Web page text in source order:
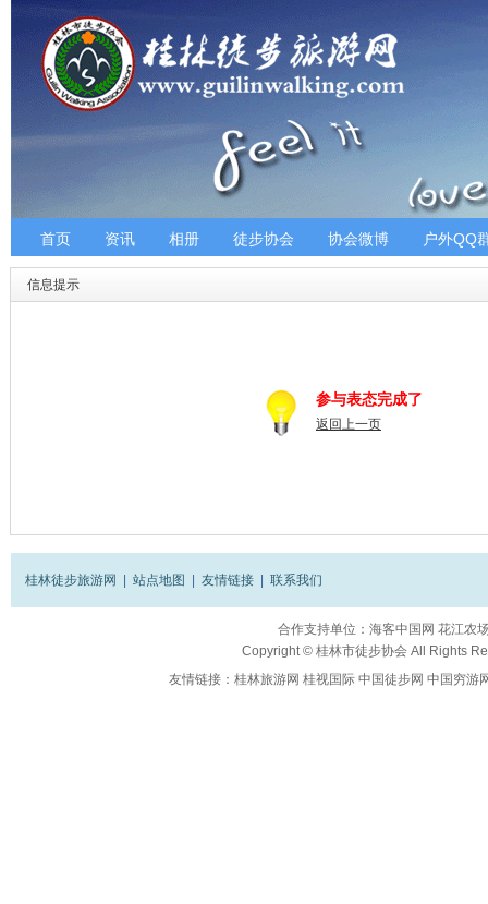
首页 资讯 相册 徒步协会 协会微博 户外QQ
信息提示
参与表态完成了
返回上一页
桂林徒步旅游网 站点地图 友情链接 联系我们
合作支持单位： 海客中国网 花江农
Copyright © 桂林市徒步协会All Rights
友情链接： 桂林旅游网 桂视国际 中国徒步网 中国穷游